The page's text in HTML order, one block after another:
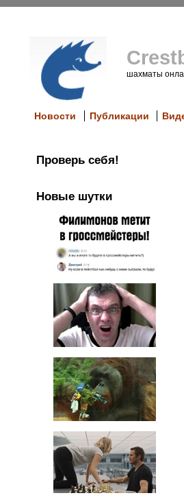
шахматы
Новости Публикации
Проверь себя!
Новые шутки